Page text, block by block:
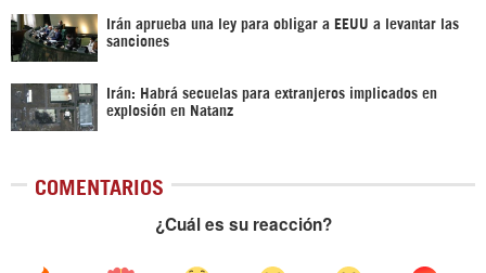
Irán aprueba una ley para obligar a EEUU a levantar las
sanciones
Irán: Habrá secuelas para extranjeros implicados en
explosión en Natanz
COMENTARIOS